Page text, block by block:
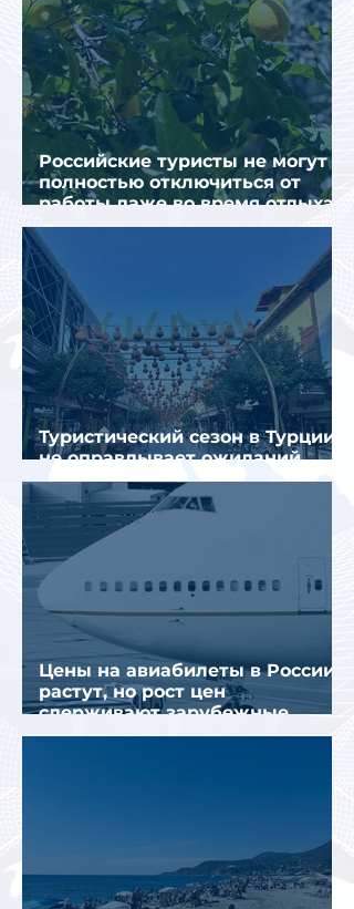
Российские туристы не могут
полностью отключиться от
работы даже во время отдыха
в Турции
Туристический сезон в Турции
не оправдывает ожиданий
отрасли
Цены на авиабилеты в России
растут, но рост цен
сдерживают зарубежные
конкуренты